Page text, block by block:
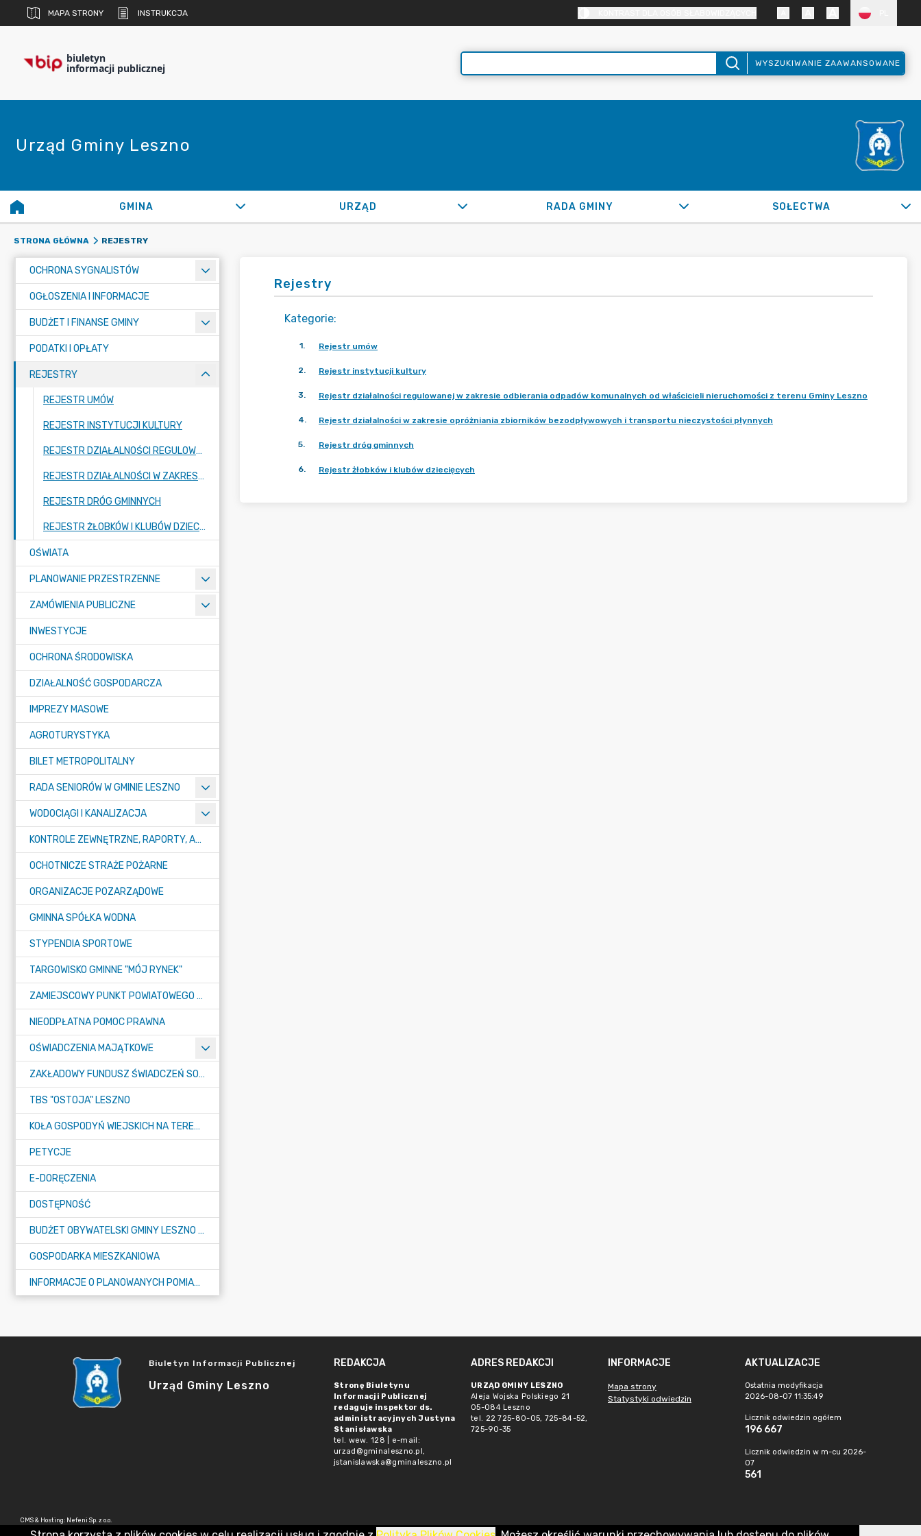
MAPA STRONY INSTRUKCJA
biuletyn
informacji publicznej WYSZUKIWANIE ZAAWANSOWANE
Urząd Gminy Leszno
GMINA URZĄD RADA GMINY SOŁECTWA
STRONA GŁÓWNA REJESTRY
OCHRONA SYGNALISTÓW
OGŁOSZENIA I INFORMACJE
BUDŻET I FINANSE GMINY
PODATKI I OPŁATY
REJESTRY
REJESTR UMÓW
REJESTR INSTYTUCJI KULTURY
REJESTR DZIAŁALNOŚCI REGULOWANEJ W ZAKRESIE ODBIERANIA ODPADÓW KOMUNALNYCH OD WŁAŚCICIELI NIERUCHOMOŚCI Z TERENU GMINY LESZNO
REJESTR DZIAŁALNOŚCI W ZAKRESIE OPRÓŻNIANIA ZBIORNIKÓW BEZODPŁYWOWYCH I TRANSPORTU NIECZYSTOŚCI PŁYNNYCH
REJESTR DRÓG GMINNYCH
REJESTR ŻŁOBKÓW I KLUBÓW DZIECIĘCYCH
OŚWIATA
PLANOWANIE PRZESTRZENNE
ZAMÓWIENIA PUBLICZNE
INWESTYCJE
OCHRONA ŚRODOWISKA
DZIAŁALNOŚĆ GOSPODARCZA
IMPREZY MASOWE
AGROTURYSTYKA
BILET METROPOLITALNY
RADA SENIORÓW W GMINIE LESZNO
WODOCIĄGI I KANALIZACJA
KONTROLE ZEWNĘTRZNE, RAPORTY, ANALIZY
OCHOTNICZE STRAŻE POŻARNE
ORGANIZACJE POZARZĄDOWE
GMINNA SPÓŁKA WODNA
STYPENDIA SPORTOWE
TARGOWISKO GMINNE "MÓJ RYNEK"
ZAMIEJSCOWY PUNKT POWIATOWEGO URZĘDU PRACY W LESZNIE
NIEODPŁATNA POMOC PRAWNA
OŚWIADCZENIA MAJĄTKOWE
ZAKŁADOWY FUNDUSZ ŚWIADCZEŃ SOCJALNYCH (ZFŚS)
TBS "OSTOJA" LESZNO
KOŁA GOSPODYŃ WIEJSKICH NA TERENIE GMINY LESZNO
PETYCJE
E-DORĘCZENIA
DOSTĘPNOŚĆ
BUDŻET OBYWATELSKI GMINY LESZNO NA 2026 ROK
GOSPODARKA MIESZKANIOWA
INFORMACJE O PLANOWANYCH POMIARACH PÓL ELEKTROMAGNETYCZNYCH
Rejestry
Kategorie:
1. Rejestr umów
2. Rejestr instytucji kultury
3. Rejestr działalności regulowanej w zakresie odbierania odpadów komunalnych od właścicieli nieruchomości z terenu Gminy Leszno
4. Rejestr działalności w zakresie opróżniania zbiorników bezodpływowych i transportu nieczystości płynnych
5. Rejestr dróg gminnych
6. Rejestr żłobków i klubów dziecięcych
Biuletyn Informacji Publicznej
Urząd Gminy Leszno
REDAKCJA
Stronę Biuletynu
Informacji Publicznej
redaguje inspektor ds.
administracyjnych Justyna
Stanisławska
tel. wew. 128 | e-mail:
urzad@gminaleszno.pl,
jstanislawska@gminaleszno.pl
ADRES REDAKCJI
URZĄD GMINY LESZNO
Aleja Wojska Polskiego 21
05-084 Leszno
tel. 22 725-80-05, 725-84-52,
725-90-35
INFORMACJE
Mapa strony
Statystyki odwiedzin
AKTUALIZACJE
Ostatnia modyfikacja
2026-08-07 11:35:49
Licznik odwiedzin ogółem
196 667
Licznik odwiedzin w m-cu 2026-
07
561
CMS & Hosting: Nefeni Sp. z o.o.